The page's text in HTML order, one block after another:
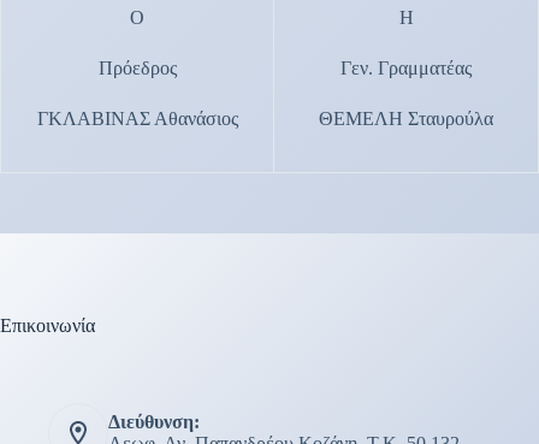
Ο
Πρόεδρος
ΓΚΛΑΒΙΝΑΣ Αθανάσιος
Η
Γεν. Γραμματέας
ΘΕΜΕΛΗ Σταυρούλα
Επικοινωνία
Διεύθυνση: